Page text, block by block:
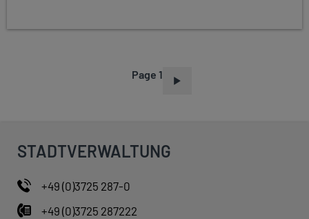
Page 1
STADTVERWALTUNG
+49 (0)3725 287-0
+49 (0)3725 287222